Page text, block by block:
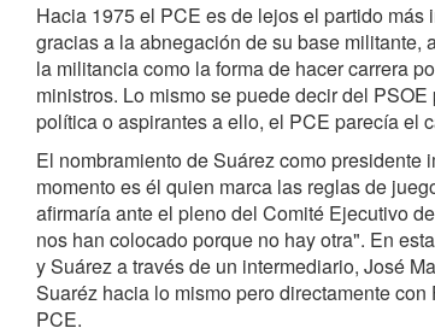
Hacia 1975 el PCE es de lejos el partido
gracias a la abnegación de su base militante,
la militancia como la forma de hacer carrera
ministros. Lo mismo se puede decir del
política o aspirantes a ello, el PCE parecía el
El nombramiento de Suárez como
momento es él quien marca las reglas de
afirmaría ante el pleno del Comité Ejecutivo
nos han colocado porque no hay otra". En
y Suárez a través de un intermediario, José
Suaréz hacia lo mismo pero directamente
PCE.